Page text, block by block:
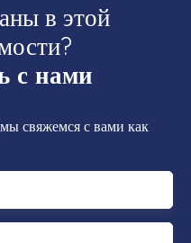
в этой
с нами
свяжемся с вами как